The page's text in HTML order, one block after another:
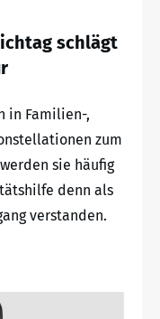
schlägt
in Familien-,
zum
sie häufig
denn als
verstanden.